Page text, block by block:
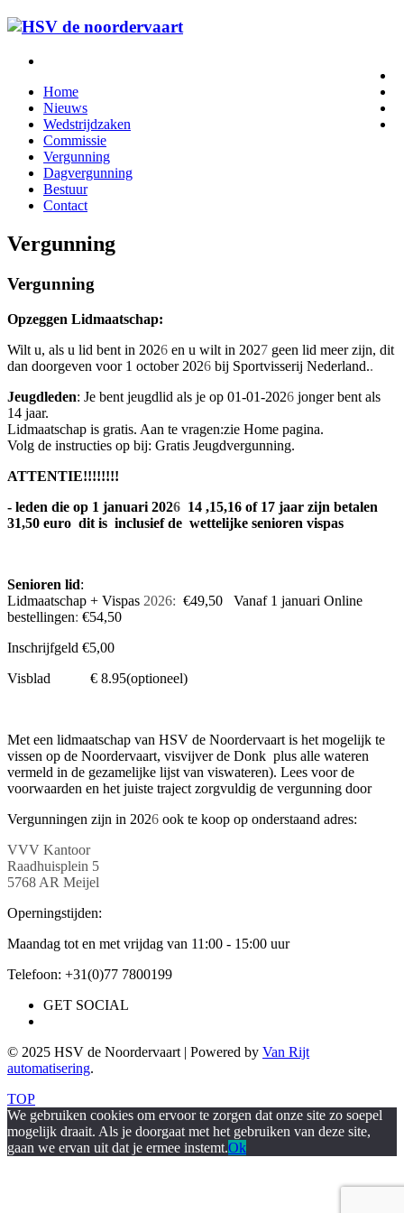
Home
Nieuws
Wedstrijdzaken
Commissie
Vergunning
Dagvergunning
Bestuur
Contact
Vergunning
Vergunning
Opzeggen Lidmaatschap:
Wilt u, als u lid bent in 2026 en u wilt in 2027 geen lid meer zijn, dit
dan doorgeven voor 1 october 2026 bij Sportvisserij Nederland..
Jeugdleden: Je bent jeugdlid als je op 01-01-2026 jonger bent als
14 jaar.
Lidmaatschap is gratis. Aan te vragen:zie Home pagina.
Volg de instructies op bij: Gratis Jeugdvergunning.
ATTENTIE!!!!!!!!
- leden die op 1 januari 2026 14 ,15,16 of 17 jaar zijn betalen
31,50 euro dit is inclusief de wettelijke senioren vispas
Senioren lid:
Lidmaatschap + Vispas 2026: €49,50 Vanaf 1 januari Online
bestellingen: €54,50
Inschrijfgeld €5,00
Visblad € 8.95(optioneel)
Met een lidmaatschap van HSV de Noordervaart is het mogelijk te
vissen op de Noordervaart, visvijver de Donk plus alle wateren
vermeld in de gezamelijke lijst van viswateren). Lees voor de
voorwaarden en het juiste traject zorgvuldig de vergunning door
Vergunningen zijn in 2026 ook te koop op onderstaand adres:
VVV Kantoor
Raadhuisplein 5
5768 AR Meijel
Operningstijden:
Maandag tot en met vrijdag van 11:00 - 15:00 uur
Telefoon: +31(0)77 7800199
GET SOCIAL
© 2025 HSV de Noordervaart | Powered by Van Rijt
automatisering.
TOP
We gebruiken cookies om ervoor te zorgen dat onze site zo soepel
mogelijk draait. Als je doorgaat met het gebruiken van deze site,
gaan we ervan uit dat je ermee instemt.Ok